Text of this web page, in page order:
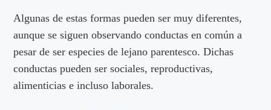
Algunas de estas formas pueden ser muy diferentes,
aunque se siguen observando conductas en común a
pesar de ser especies de lejano parentesco. Dichas
conductas pueden ser sociales, reproductivas,
alimenticias e incluso laborales.